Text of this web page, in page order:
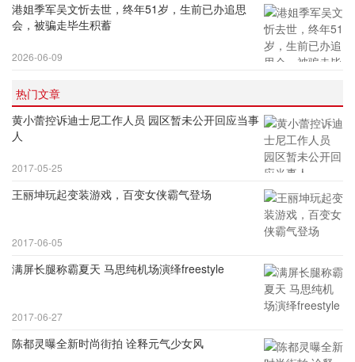
港姐季军吴文忻去世，终年51岁，生前已办追思
会，被骗走毕生积蓄
2026-06-09
热门文章
黄小蕾控诉迪士尼工作人员 园区暂未公开回应当事
人
2017-05-25
王丽坤玩起变装游戏，百变女侠霸气登场
2017-06-05
满屏长腿称霸夏天 马思纯机场演绎freestyle
2017-06-27
陈都灵曝全新时尚街拍 诠释元气少女风